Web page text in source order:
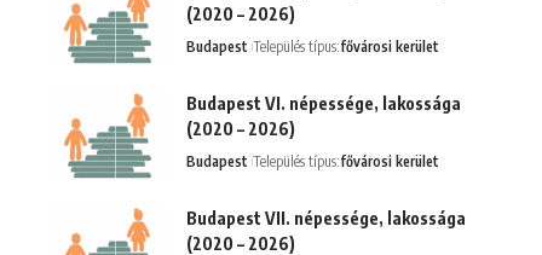
(2020 – 2026)
Budapest Település típus:fővárosi kerület
Budapest VI. népessége, lakossága
(2020 – 2026)
Budapest Település típus:fővárosi kerület
Budapest VII. népessége, lakossága
(2020 – 2026)